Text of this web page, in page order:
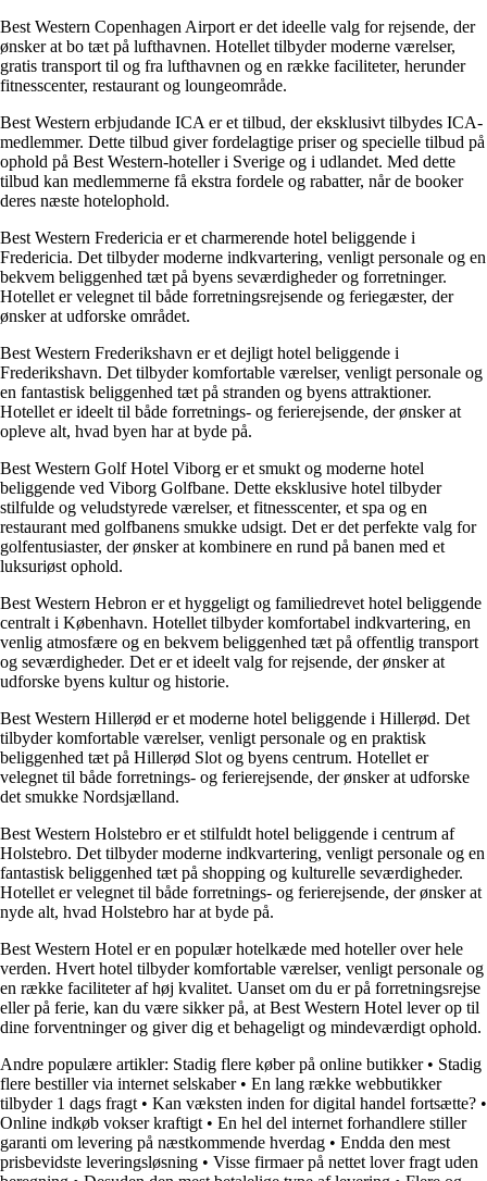
Best Western Copenhagen Airport er det ideelle valg for rejsende, der
ønsker at bo tæt på lufthavnen. Hotellet tilbyder moderne værelser,
gratis transport til og fra lufthavnen og en række faciliteter, herunder
fitnesscenter, restaurant og loungeområde.
Best Western erbjudande ICA er et tilbud, der eksklusivt tilbydes ICA-
medlemmer. Dette tilbud giver fordelagtige priser og specielle tilbud på
ophold på Best Western-hoteller i Sverige og i udlandet. Med dette
tilbud kan medlemmerne få ekstra fordele og rabatter, når de booker
deres næste hotelophold.
Best Western Fredericia er et charmerende hotel beliggende i
Fredericia. Det tilbyder moderne indkvartering, venligt personale og en
bekvem beliggenhed tæt på byens seværdigheder og forretninger.
Hotellet er velegnet til både forretningsrejsende og feriegæster, der
ønsker at udforske området.
Best Western Frederikshavn er et dejligt hotel beliggende i
Frederikshavn. Det tilbyder komfortable værelser, venligt personale og
en fantastisk beliggenhed tæt på stranden og byens attraktioner.
Hotellet er ideelt til både forretnings- og ferierejsende, der ønsker at
opleve alt, hvad byen har at byde på.
Best Western Golf Hotel Viborg er et smukt og moderne hotel
beliggende ved Viborg Golfbane. Dette eksklusive hotel tilbyder
stilfulde og veludstyrede værelser, et fitnesscenter, et spa og en
restaurant med golfbanens smukke udsigt. Det er det perfekte valg for
golfentusiaster, der ønsker at kombinere en rund på banen med et
luksuriøst ophold.
Best Western Hebron er et hyggeligt og familiedrevet hotel beliggende
centralt i København. Hotellet tilbyder komfortabel indkvartering, en
venlig atmosfære og en bekvem beliggenhed tæt på offentlig transport
og seværdigheder. Det er et ideelt valg for rejsende, der ønsker at
udforske byens kultur og historie.
Best Western Hillerød er et moderne hotel beliggende i Hillerød. Det
tilbyder komfortable værelser, venligt personale og en praktisk
beliggenhed tæt på Hillerød Slot og byens centrum. Hotellet er
velegnet til både forretnings- og ferierejsende, der ønsker at udforske
det smukke Nordsjælland.
Best Western Holstebro er et stilfuldt hotel beliggende i centrum af
Holstebro. Det tilbyder moderne indkvartering, venligt personale og en
fantastisk beliggenhed tæt på shopping og kulturelle seværdigheder.
Hotellet er velegnet til både forretnings- og ferierejsende, der ønsker at
nyde alt, hvad Holstebro har at byde på.
Best Western Hotel er en populær hotelkæde med hoteller over hele
verden. Hvert hotel tilbyder komfortable værelser, venligt personale og
en række faciliteter af høj kvalitet. Uanset om du er på forretningsrejse
eller på ferie, kan du være sikker på, at Best Western Hotel lever op til
dine forventninger og giver dig et behageligt og mindeværdigt ophold.
Andre populære artikler: Stadig flere køber på online butikker• Stadig
flere bestiller via internet selskaber• En lang række webbutikker
tilbyder 1 dags fragt • Kan væksten inden for digital handel fortsætte? •
Online indkøb vokser kraftigt • En hel del internet forhandlere stiller
garanti om levering på næstkommende hverdag • Endda den mest
prisbevidste leveringsløsning • Visse firmaer på nettet lover fragt uden